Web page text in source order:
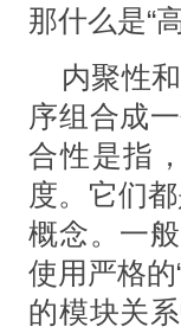
那什么是“
内聚性和
序组合成
合性是指
度。它们
概念。⼀
使⽤严格
的模块关